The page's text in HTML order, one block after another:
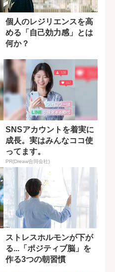
個人のレジリエンスを高
める「自己効力感」とは
何か？
SNSアカウントを着実に
成長。実はみんなココ使
ってます。
PR(Dreaw合同会社)
ストレスホルモンが下が
る...「ポジティブ脳」を
作る3つの朝習慣